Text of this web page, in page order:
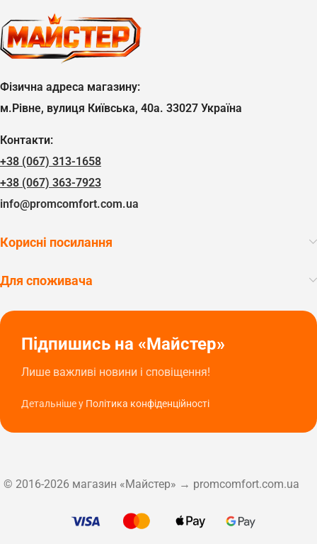
Фізична адреса магазину:
м.Рівне, вулиця Київська, 40а. 33027 Україна
Контакти:
+38 (067) 313-1658
+38 (067) 363-7923
info@promcomfort.com.ua
Корисні посилання
Для споживача
Підпишись на «Майстер»
Лише важливі новини і сповіщення!
Детальніше у Політика конфіденційності
© 2016-2026 магазин «Майстер» → promcomfort.com.ua